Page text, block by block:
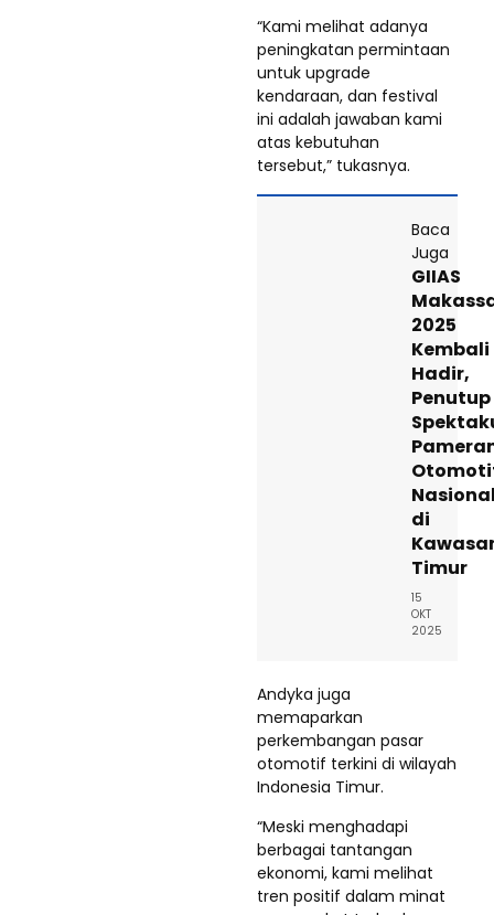
“Kami melihat adanya
peningkatan permintaan
untuk upgrade
kendaraan, dan festival
ini adalah jawaban kami
atas kebutuhan
tersebut,” tukasnya.
Baca
Juga
GIIAS
2025
Kembali
Hadir,
Penutup
di
Timur
15
OKT
2025
Andyka juga
memaparkan
perkembangan pasar
otomotif terkini di wilayah
Indonesia Timur.
“Meski menghadapi
berbagai tantangan
ekonomi, kami melihat
tren positif dalam minat